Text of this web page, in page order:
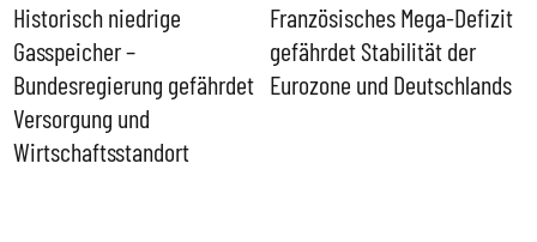
Historisch niedrige
Gasspeicher –
Bundesregierung gefährdet
Versorgung und
Wirtschaftsstandort
Französisches Mega-Defizit
gefährdet Stabilität der
Eurozone und Deutschlands